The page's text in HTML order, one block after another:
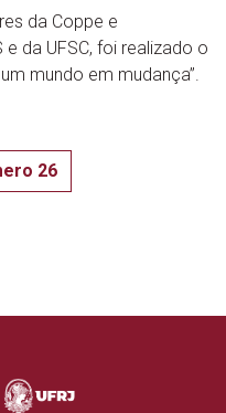
da Coppe e
da UFSC, foi realizado o
mundo em mudança”.
26